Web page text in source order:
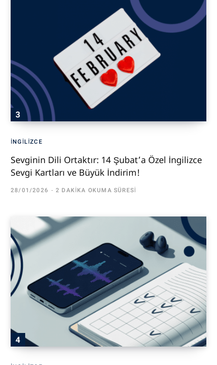
İNGILIZCE
Sevginin Dili Ortaktır: 14 Şubat’a Özel İngilizce
Sevgi Kartları ve Büyük İndirim!
28/01/2026 2 DAKIKA OKUMA SÜRESI